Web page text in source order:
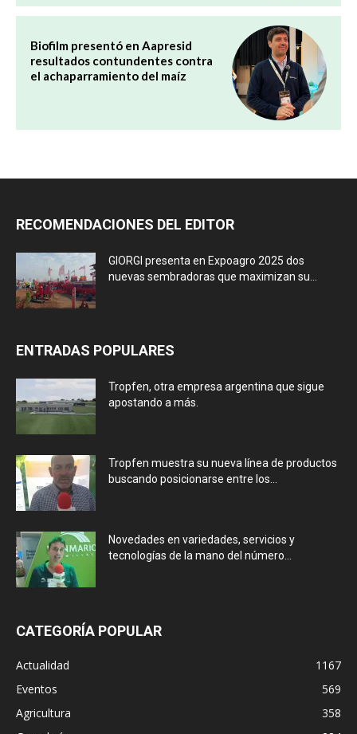
Biofilm presentó en Aapresid
resultados contundentes contra
el achaparramiento del maíz
RECOMENDACIONES DEL EDITOR
GIORGI presenta en Expoagro 2025 dos
nuevas sembradoras que maximizan su...
ENTRADAS POPULARES
Tropfen, otra empresa argentina que sigue
apostando a más.
Tropfen muestra su nueva línea de productos
buscando posicionarse entre los...
Novedades en variedades, servicios y
tecnologías de la mano del número...
CATEGORÍA POPULAR
Actualidad
1167
Eventos
569
Agricultura
358